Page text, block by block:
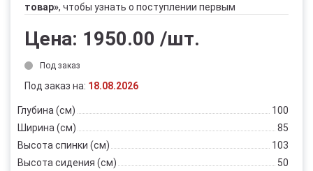
товар», чтобы узнать о поступлении первым
Цена: 1950.00 /шт.
Под заказ
Под заказ на: 18.08.2026
Глубина (см)
100
Ширина (см)
85
Высота спинки (см)
103
Высота сидения (см)
50